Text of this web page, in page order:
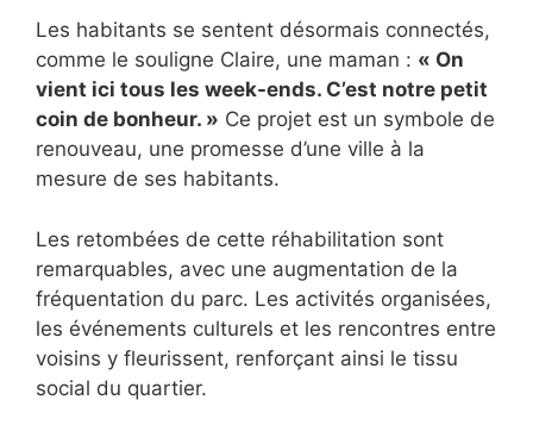
Les habitants se sentent désormais connectés,
comme le souligne Claire, une maman : « On
vient ici tous les week-ends. C’est notre petit
coin de bonheur. » Ce projet est un symbole de
renouveau, une promesse d’une ville à la
mesure de ses habitants.
Les retombées de cette réhabilitation sont
remarquables, avec une augmentation de la
fréquentation du parc. Les activités organisées,
les événements culturels et les rencontres entre
voisins y fleurissent, renforçant ainsi le tissu
social du quartier.